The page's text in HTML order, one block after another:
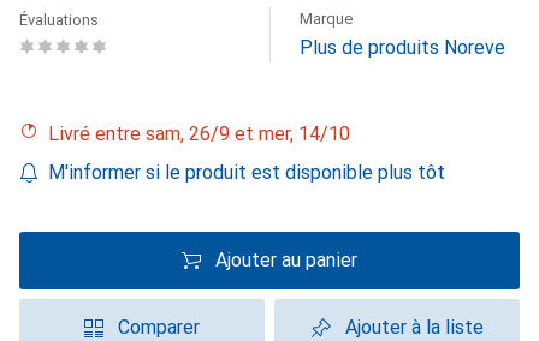
Évaluations Marque
Plus de produits Noreve
Livré entre sam, 26/9 et mer, 14/10
M'informer si le produit est disponible plus tôt
Ajouter au panier
Comparer Ajouter à la liste